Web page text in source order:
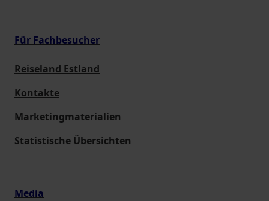
Für Fachbesucher
Reiseland Estland
Kontakte
Marketingmaterialien
Statistische Übersichten
Media